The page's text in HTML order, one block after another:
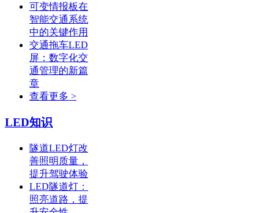
可变情报板在
智能交通系统
中的关键作用
交通拖车LED
屏：数字化交
通管理的新篇
章
查看更多 >
LED知识
隧道LED灯改
善照明质量，
提升驾驶体验
LED隧道灯：
照亮道路，提